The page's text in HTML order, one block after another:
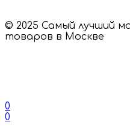
© 2025 Самый лучший
товаров в Москве
0
0